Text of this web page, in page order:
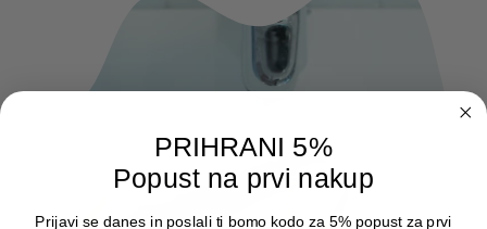
PRIHRANI 5%
Popust na prvi nakup
Prijavi se danes in poslali ti bomo kodo za 5% popust za prvi